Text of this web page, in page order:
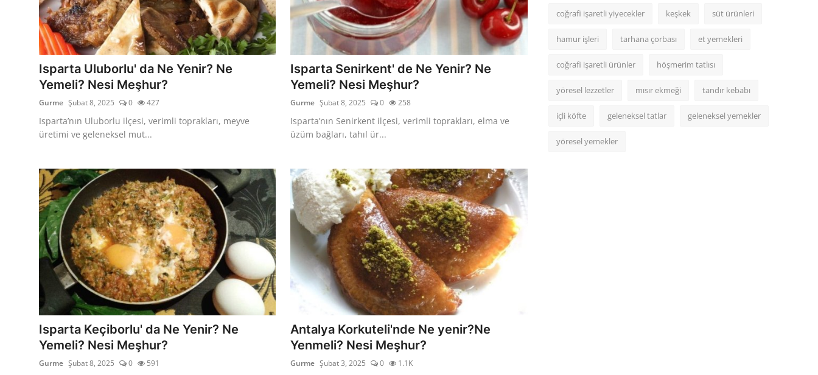
Isparta Uluborlu' da Ne Yenir? Ne
Yemeli? Nesi Meşhur?
Gurme Şubat 8, 2025 0 427
Isparta’nın Uluborlu ilçesi, verimli toprakları, meyve
üretimi ve geleneksel mut...
Isparta Senirkent' de Ne Yenir? Ne
Yemeli? Nesi Meşhur?
Gurme Şubat 8, 2025 0 258
Isparta’nın Senirkent ilçesi, verimli toprakları, elma ve
üzüm bağları, tahıl ür...
Isparta Keçiborlu' da Ne Yenir? Ne
Yemeli? Nesi Meşhur?
Gurme Şubat 8, 2025 0 591
Antalya Korkuteli'nde Ne yenir?Ne
Yenmeli? Nesi Meşhur?
Gurme Şubat 3, 2025 0 1.1K
coğrafi işaretli yiyecekler keşkek süt ürünleri
hamur işleri tarhana çorbası et yemekleri
coğrafi işaretli ürünler höşmerim tatlısı
yöresel lezzetler mısır ekmeği tandır kebabı
içli köfte geleneksel tatlar geleneksel yemekler
yöresel yemekler